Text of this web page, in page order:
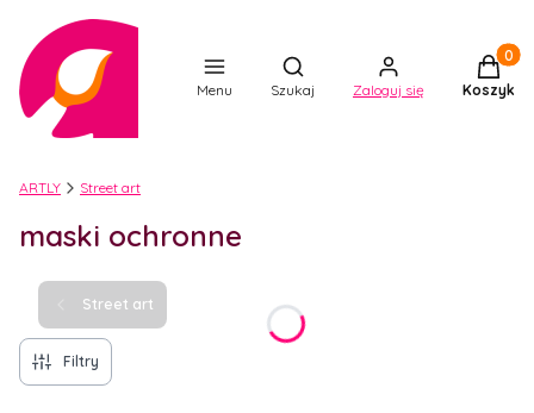
Menu
Otwórz wyszukiwarkę
Szukaj Zaloguj się Koszyk
ARTLY Street art
maski ochronne
Street art
Filtry